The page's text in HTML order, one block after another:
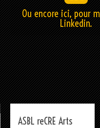
Ou encore ici, pour
Linkedin.
ASBL reCRE Arts